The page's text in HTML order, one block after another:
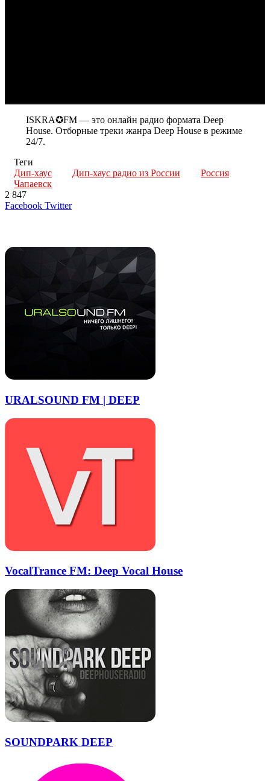
ISKRA✪FM — это онлайн радио формата Deep
House. Отборные треки жанра Deep House в режиме
24/7.
Теги
Дип-хаус
Дип-хаус радио из России
Россия
Чапаевск
2 847
Facebook TwitterLinkedIn
Tumblr
Reddit
Вконтакте
Одноклассники
Skype
Messenger
Messenger
WhatsApp
Telegram
Viber
Line
Поделиться
Печатать
URALSOUND FM | DEEP
VocalTrance FM: Deep Vocal House
SOUNDPARK DEEP